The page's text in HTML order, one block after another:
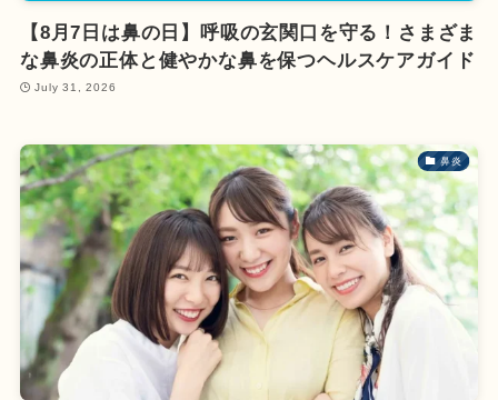
【8月7日は鼻の日】呼吸の玄関口を守る！さまざま
な鼻炎の正体と健やかな鼻を保つヘルスケアガイド
July 31, 2026
鼻炎